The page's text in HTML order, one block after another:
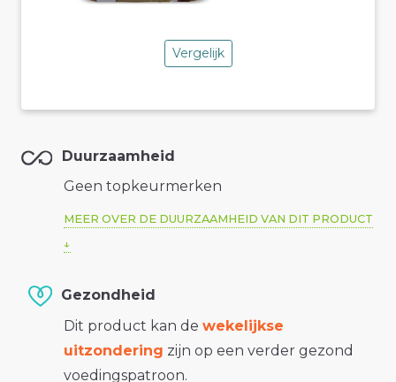
Vergelijk
Duurzaamheid
Geen topkeurmerken
MEER OVER DE DUURZAAMHEID VAN DIT PRODUCT
Gezondheid
Dit product kan de wekelijkse
uitzondering zijn op een verder gezond
voedingspatroon.